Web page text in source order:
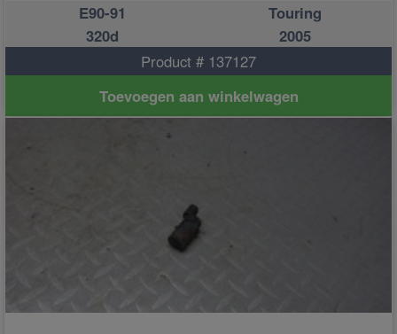
E90-91
Touring
320d
2005
Product # 137127
Toevoegen aan winkelwagen